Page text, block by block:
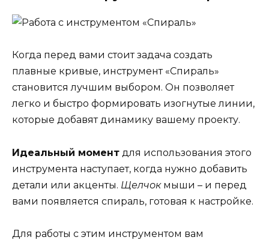
Когда перед вами стоит задача создать
плавные кривые, инструмент «Спираль»
становится лучшим выбором. Он позволяет
легко и быстро формировать изогнутые линии,
которые добавят динамику вашему проекту.
Идеальный момент для использования этого
инструмента наступает, когда нужно добавить
детали или акценты. Щелчокмыши – и перед
вами появляется спираль, готовая к настройке.
Для работы с этим инструментом вам